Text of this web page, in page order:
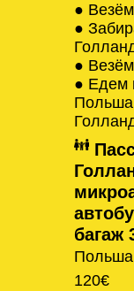
●
●
●
● Едем
Польша
багаж
120€